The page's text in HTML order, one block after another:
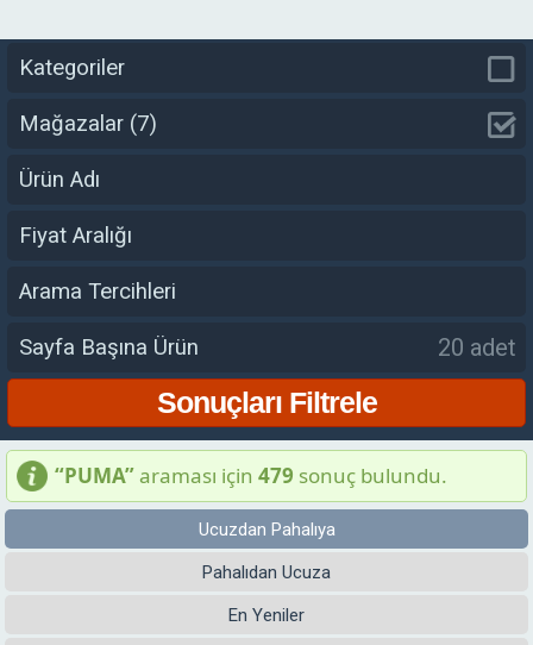
Kategoriler
Mağazalar (7)
Ürün Adı
Fiyat Aralığı
Arama Tercihleri
Sayfa Başına Ürün 20 adet
“PUMA”araması için 479 sonuç bulundu.
Ucuzdan Pahalıya
Pahalıdan Ucuza
En Yeniler